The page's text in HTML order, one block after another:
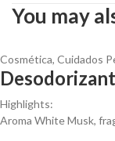
You may
Cosmética, Cuidados
Highlights:
Aroma White Musk,